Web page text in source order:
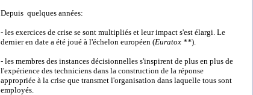
Depuis quelques années:
- les exercices de crise se sont multipliés et leur impact s'est élargi. Le
dernier en date a été joué à l'échelon européen (Euratox **).
- les membres des instances décisionnelles s'inspirent de plus en plus de
l'expérience des techniciens dans la construction de la réponse
appropriée à la crise que transmet l'organisation dans laquelle tous sont
employés.